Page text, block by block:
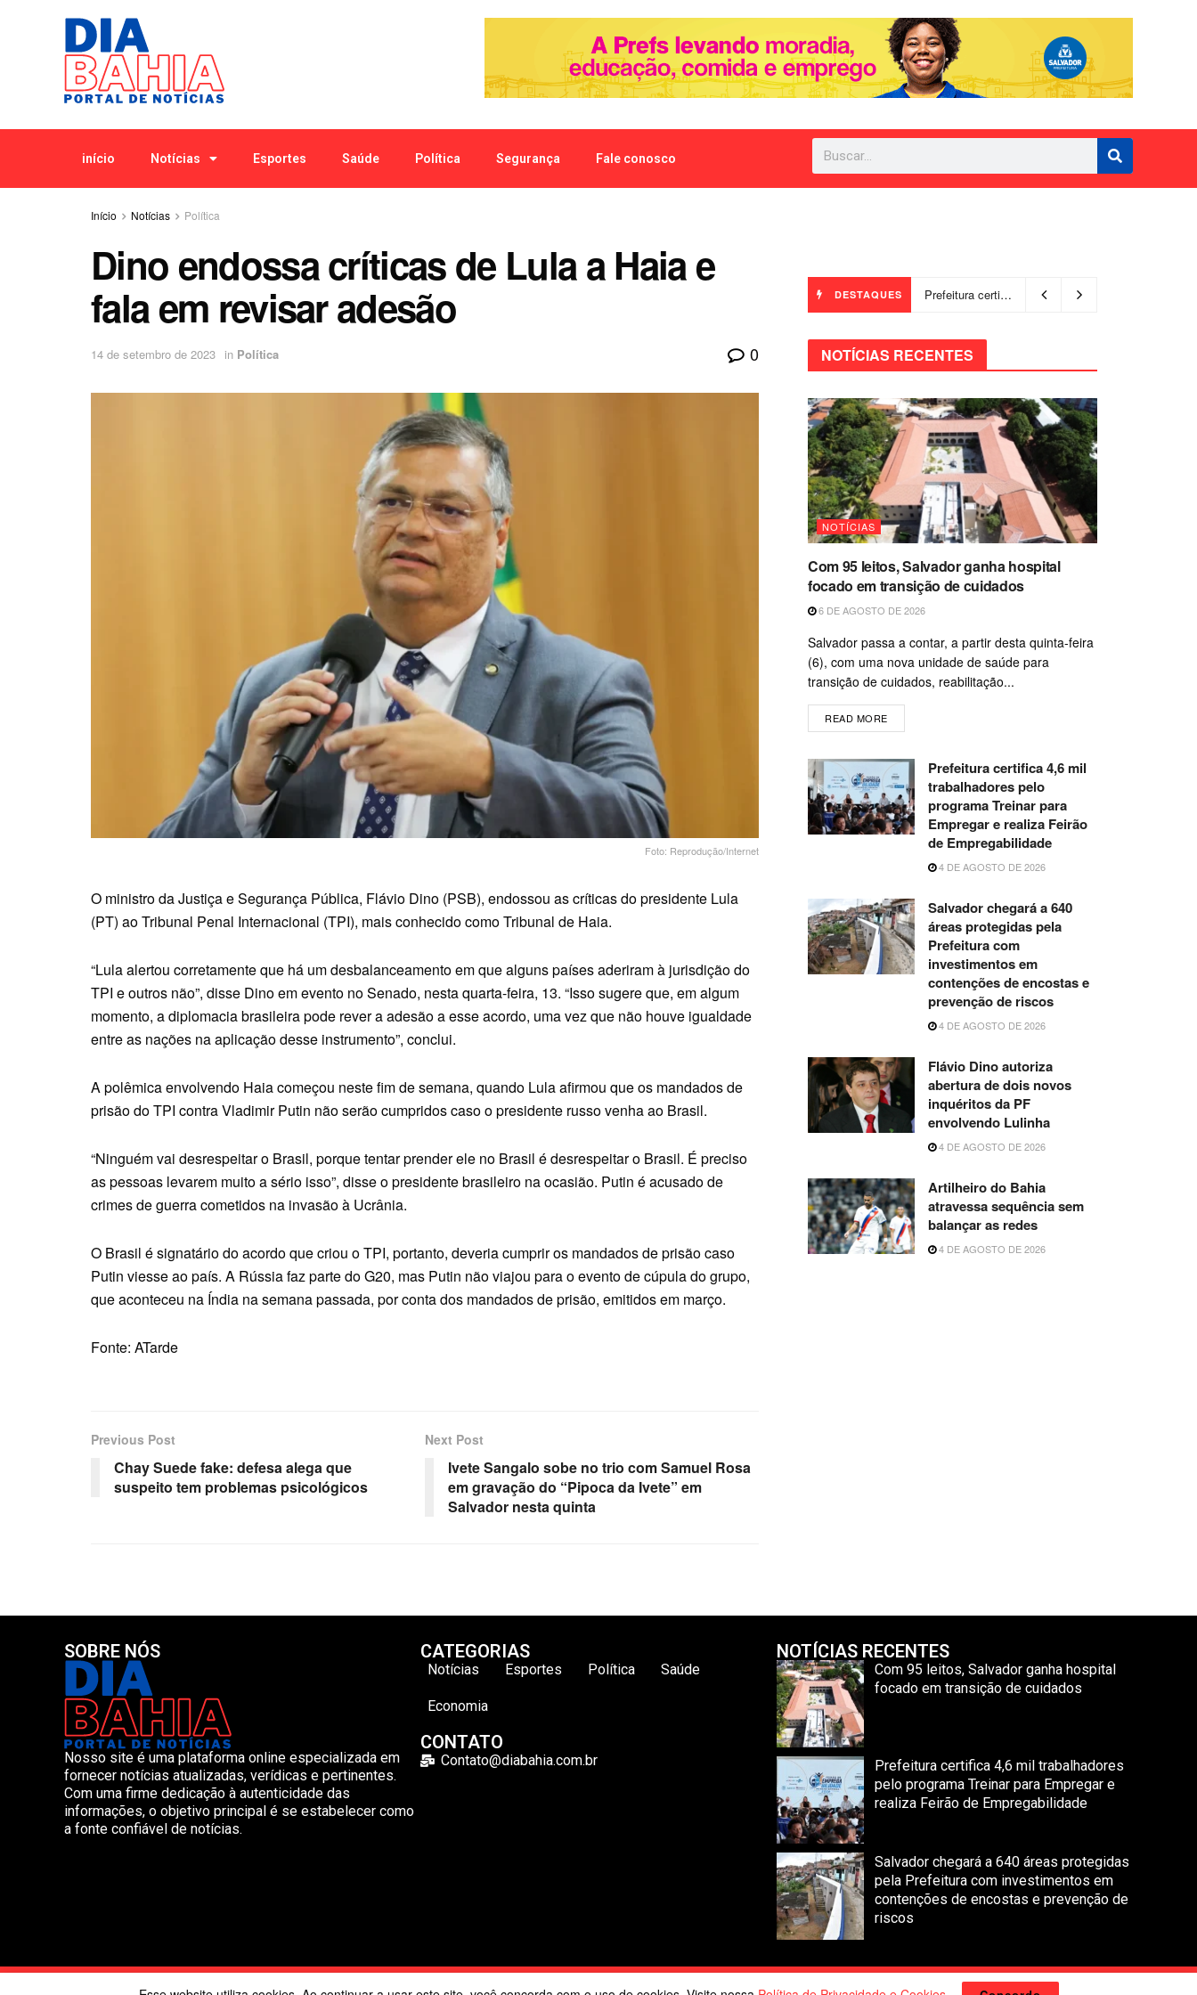
início Notícias Esportes Saúde Política Segurança Fale conosco
Início Notícias Política
Dino endossa críticas de Lula a Haia e
fala em revisar adesão
14 de setembro de 2023 in Política 0
Foto: Reprodução/Internet
O ministro da Justiça e Segurança Pública, Flávio Dino (PSB), endossou as críticas do presidente Lula
(PT) ao Tribunal Penal Internacional (TPI), mais conhecido como Tribunal de Haia.
“Lula alertou corretamente que há um desbalanceamento em que alguns países aderiram à jurisdição do
TPI e outros não”, disse Dino em evento no Senado, nesta quarta-feira, 13. “Isso sugere que, em algum
momento, a diplomacia brasileira pode rever a adesão a esse acordo, uma vez que não houve igualdade
entre as nações na aplicação desse instrumento”, conclui.
A polêmica envolvendo Haia começou neste fim de semana, quando Lula afirmou que os mandados de
prisão do TPI contra Vladimir Putin não serão cumpridos caso o presidente russo venha ao Brasil.
“Ninguém vai desrespeitar o Brasil, porque tentar prender ele no Brasil é desrespeitar o Brasil. É preciso
as pessoas levarem muito a sério isso”, disse o presidente brasileiro na ocasião. Putin é acusado de
crimes de guerra cometidos na invasão à Ucrânia.
O Brasil é signatário do acordo que criou o TPI, portanto, deveria cumprir os mandados de prisão caso
Putin viesse ao país. A Rússia faz parte do G20, mas Putin não viajou para o evento de cúpula do grupo,
que aconteceu na Índia na semana passada, por conta dos mandados de prisão, emitidos em março.
Fonte: ATarde
Previous Post
Chay Suede fake: defesa alega que
suspeito tem problemas psicológicos
Next Post
Ivete Sangalo sobe no trio com Samuel Rosa
em gravação do “Pipoca da Ivete” em
Salvador nesta quinta
DESTAQUES Prefeitura certifica 4,6 mil trabalhadores pelo programa Treinar para Empregar e realiza Feirão de Empregabilidade
NOTÍCIAS RECENTES
NOTÍCIAS
Com 95 leitos, Salvador ganha hospital
focado em transição de cuidados
6 DE AGOSTO DE 2026
Salvador passa a contar, a partir desta quinta-feira
(6), com uma nova unidade de saúde para
transição de cuidados, reabilitação...
READ MORE
Prefeitura certifica 4,6 mil
trabalhadores pelo
programa Treinar para
Empregar e realiza Feirão
de Empregabilidade
4 DE AGOSTO DE 2026
Salvador chegará a 640
áreas protegidas pela
Prefeitura com
investimentos em
contenções de encostas e
prevenção de riscos
4 DE AGOSTO DE 2026
Flávio Dino autoriza
abertura de dois novos
inquéritos da PF
envolvendo Lulinha
4 DE AGOSTO DE 2026
Artilheiro do Bahia
atravessa sequência sem
balançar as redes
4 DE AGOSTO DE 2026
SOBRE NÓS
Nosso site é uma plataforma online especializada em
fornecer notícias atualizadas, verídicas e pertinentes.
Com uma firme dedicação à autenticidade das
informações, o objetivo principal é se estabelecer como
a fonte confiável de notícias.
CATEGORIAS
Notícias Esportes Política Saúde
Economia
CONTATO
Contato@diabahia.com.br
NOTÍCIAS RECENTES
Com 95 leitos, Salvador ganha hospital
focado em transição de cuidados
Prefeitura certifica 4,6 mil trabalhadores
pelo programa Treinar para Empregar e
realiza Feirão de Empregabilidade
Salvador chegará a 640 áreas protegidas
pela Prefeitura com investimentos em
contenções de encostas e prevenção de
riscos